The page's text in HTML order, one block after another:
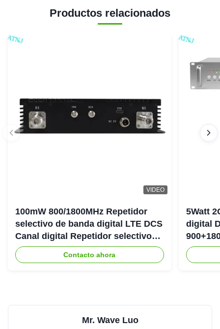
Productos relacionados
VIDEO
100mW 800/1800MHz Repetidor
selectivo de banda digital LTE DCS
Canal digital Repetidor selectivo
Bda Pico
Contacto ahora
5Watt
digital
DAS
Mr. Wave Luo